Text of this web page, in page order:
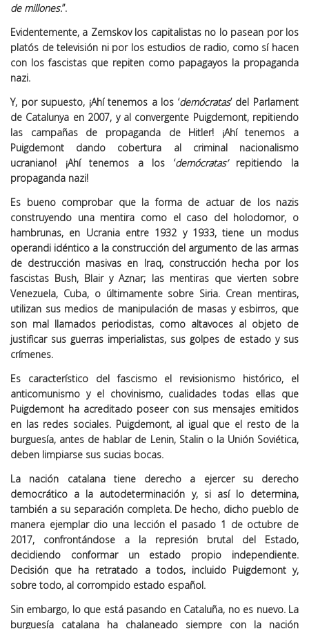
de millones.”.
Evidentemente, a Zemskov los capitalistas no lo pasean por los
platós de televisión ni por los estudios de radio, como sí hacen
con los fascistas que repiten como papagayos la propaganda
nazi.
Y, por supuesto, ¡Ahí tenemos a los ‘demócratas’ del Parlament
de Catalunya en 2007, y al convergente Puigdemont, repitiendo
las campañas de propaganda de Hitler! ¡Ahí tenemos a
Puigdemont dando cobertura al criminal nacionalismo
ucraniano! ¡Ahí tenemos a los ‘demócratas’repitiendo la
propaganda nazi!
Es bueno comprobar que la forma de actuar de los nazis
construyendo una mentira como el caso del holodomor, o
hambrunas, en Ucrania entre 1932 y 1933, tiene un modus
operandi idéntico a la construcción del argumento de las armas
de destrucción masivas en Iraq, construcción hecha por los
fascistas Bush, Blair y Aznar; las mentiras que vierten sobre
Venezuela, Cuba, o últimamente sobre Siria. Crean mentiras,
utilizan sus medios de manipulación de masas y esbirros, que
son mal llamados periodistas, como altavoces al objeto de
justificar sus guerras imperialistas, sus golpes de estado y sus
crímenes.
Es característico del fascismo el revisionismo histórico, el
anticomunismo y el chovinismo, cualidades todas ellas que
Puigdemont ha acreditado poseer con sus mensajes emitidos
en las redes sociales. Puigdemont, al igual que el resto de la
burguesía, antes de hablar de Lenin, Stalin o la Unión Soviética,
deben limpiarse sus sucias bocas.
La nación catalana tiene derecho a ejercer su derecho
democrático a la autodeterminación y, si así lo determina,
también a su separación completa. De hecho, dicho pueblo de
manera ejemplar dio una lección el pasado 1 de octubre de
2017, confrontándose a la represión brutal del Estado,
decidiendo conformar un estado propio independiente.
Decisión que ha retratado a todos, incluido Puigdemont y,
sobre todo, al corrompido estado español.
Sin embargo, lo que está pasando en Cataluña, no es nuevo. La
burguesía catalana ha chalaneado siempre con la nación